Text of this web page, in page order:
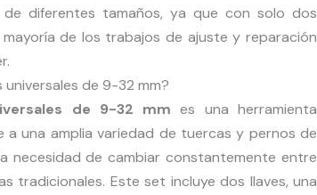
diferentes tamaños, ya que con solo dos
de los trabajos de ajuste y reparación
universales de 9-32 mm?
de 9-32 mm es una herramienta
a una amplia variedad de tuercas y pernos de
necesidad de cambiar constantemente entre
tradicionales. Este set incluye dos llaves, una